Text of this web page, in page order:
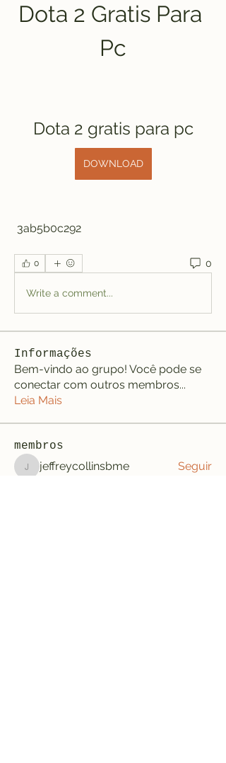
Dota 2 Gratis Para
Pc
Dota 2 gratis para pc
DOWNLOAD
3ab5b0c292
0 0
Write a comment...
Informações
Bem-vindo ao grupo! Você pode se
conectar com outros membros...
Leia Mais
membros
jeffreycollinsbme
jeffreycollinsbme
Seguir